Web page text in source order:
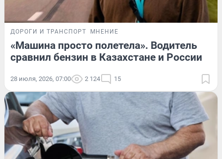
ДОРОГИ И ТРАНСПОРТ МНЕНИЕ
«Машина просто полетела». Водитель
сравнил бензин в Казахстане и России
28 июля, 2026, 07:00 2 124 15